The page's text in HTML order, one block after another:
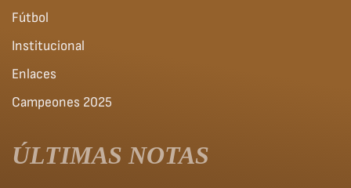
Fútbol
Institucional
Enlaces
Campeones 2025
ÚLTIMAS NOTAS